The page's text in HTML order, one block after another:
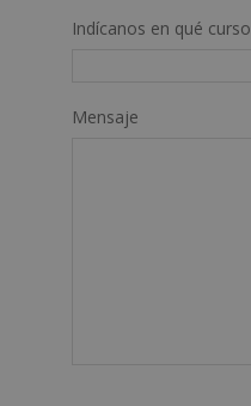
Indícanos en qué
Mensaje